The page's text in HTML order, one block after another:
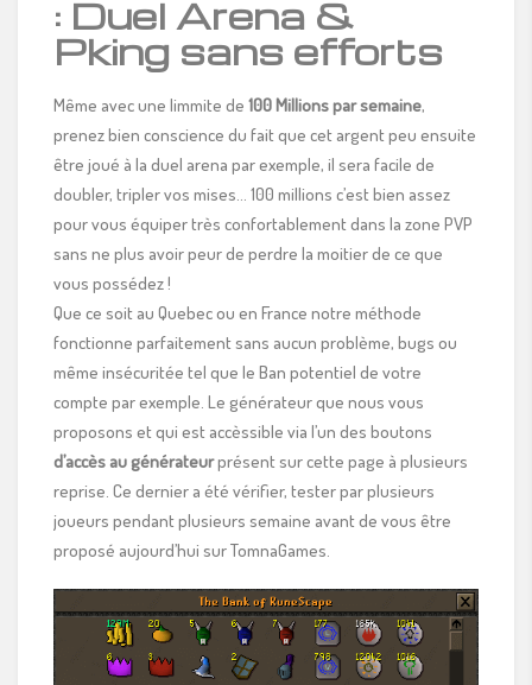
: Duel Arena &
Pking sans efforts
Même avec une limmite de 100 Millions par semaine,
prenez bien conscience du fait que cet argent peu ensuite
être joué à la duel arena par exemple, il sera facile de
doubler, tripler vos mises… 100 millions c’est bien assez
pour vous équiper très confortablement dans la zone PVP
sans ne plus avoir peur de perdre la moitier de ce que
vous possédez !
Que ce soit au Quebec ou en France notre méthode
fonctionne parfaitement sans aucun problème, bugs ou
même insécuritée tel que le Ban potentiel de votre
compte par exemple. Le générateur que nous vous
proposons et qui est accèssible via l’un des boutons
d’accès au générateurprésent sur cette page à plusieurs
reprise. Ce dernier a été vérifier, tester par plusieurs
joueurs pendant plusieurs semaine avant de vous être
proposé aujourd’hui sur TomnaGames.